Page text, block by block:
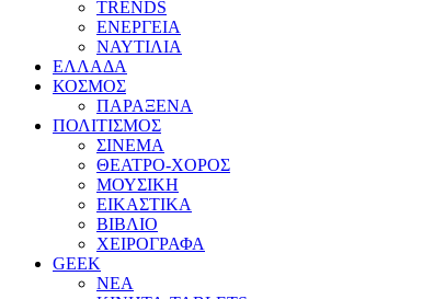
TRENDS
ΕΝΕΡΓΕΙΑ
ΝΑΥΤΙΛΙΑ
ΕΛΛΑΔΑ
ΚΟΣΜΟΣ
ΠΑΡΑΞΕΝΑ
ΠΟΛΙΤΙΣΜΟΣ
ΣΙΝΕΜΑ
ΘΕΑΤΡΟ-ΧΟΡΟΣ
ΜΟΥΣΙΚΗ
ΕΙΚΑΣΤΙΚΑ
ΒΙΒΛΙΟ
ΧΕΙΡΟΓΡΑΦΑ
GEEK
ΝΕΑ